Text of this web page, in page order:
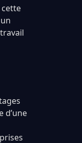
d’une